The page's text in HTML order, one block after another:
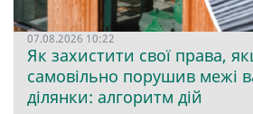
07.08.2026 10:22
Як захистити свої права,
самовільно порушив межі
ділянки: алгоритм дій